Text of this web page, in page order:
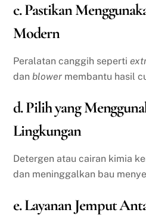
c. Pastikan
Modern
Peralatan canggih seperti
dan blower membantu hasil
d. Pilih yang
Lingkungan
Detergen atau cairan kimia
dan meninggalkan bau
e. Layanan Jemput